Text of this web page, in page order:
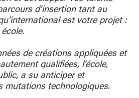
school students and 460
taught by more than 100
collaborators. The
all of the pedagogical needs
ateliers, classrooms, and
spaces.
is to train creators and
d’insertion tant au
est votre projet :
de créations appliquées et
qualifiées, l’école,
a su anticiper et
mutations technologiques.